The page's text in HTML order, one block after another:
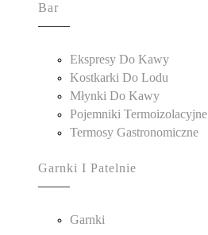
Bar
Ekspresy Do Kawy
Kostkarki Do Lodu
Młynki Do Kawy
Pojemniki Termoizolacyjne
Termosy Gastronomiczne
Garnki I Patelnie
Garnki